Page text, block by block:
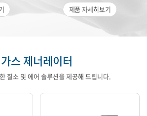
제품 자세히보기
가스 제너레이터
질소 및 에어 솔루션을 제공해 드립니다.